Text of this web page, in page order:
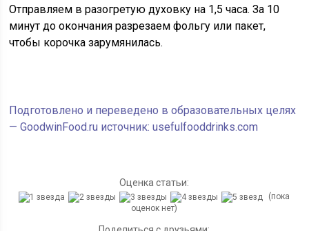
Отправляем в разогретую духовку на 1,5 часа. За 10
минут до окончания разрезаем фольгу или пакет,
чтобы корочка зарумянилась.
Подготовлено и переведено в образовательных целях
— GoodwinFood.ru источник: usefulfooddrinks.com
Оценка статьи:
(пока
оценок нет)